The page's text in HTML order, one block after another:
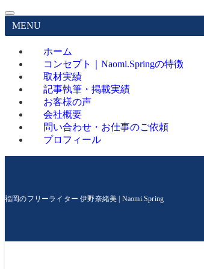
MENU
ホーム
コンセプト｜Naomi.Springの特徴
取材実績
記事執筆・掲載実績
お客様の声
会社概要
問い合わせ・お仕事のご依頼
プロフィール
福岡のフリーライター 伊野奈緒美 | Naomi.Spring